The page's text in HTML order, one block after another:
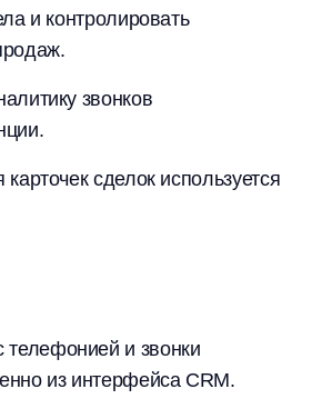
и контролировать
звонков
сделок используется
телефонией и звонки
из интерфейса CRM.